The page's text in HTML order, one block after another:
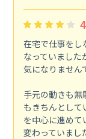
在宅で仕事をし
なっていました
気になりません
手元の動きも無
もきちんとして
を中心に進めて
変わっていまし